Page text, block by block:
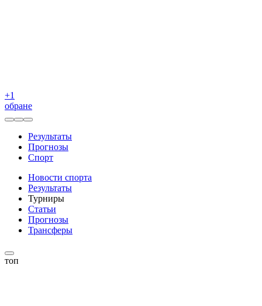
+1
обране
Результаты
Прогнозы
Спорт
Новости спорта
Результаты
Турниры
Статьи
Прогнозы
Трансферы
топ